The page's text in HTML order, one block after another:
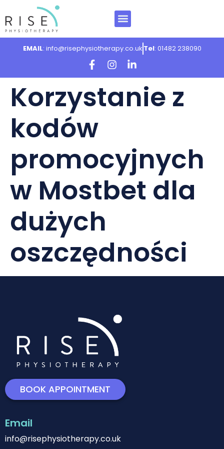
EMAIL: info@risephysiotherapy.co.uk Tel: 01482 238090
Korzystanie z
kodów
promocyjnych
w Mostbet dla
dużych
oszczędności
BOOK APPOINTMENT
Email
info@risephysiotherapy.co.uk